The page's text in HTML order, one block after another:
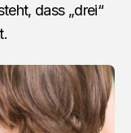
dass „drei“